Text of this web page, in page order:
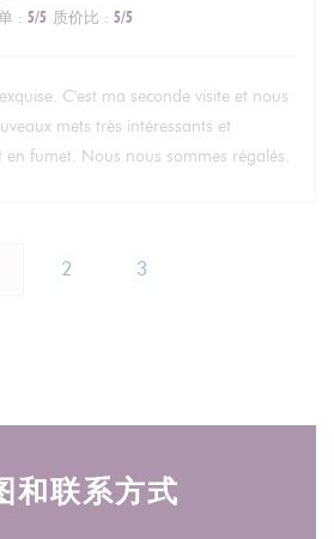
: 5/5 质价比 : 5/5
C'est ma seconde visite et nous
mets très intéressants et
en fumet. Nous nous sommes régalés.
2 3
和联系方式